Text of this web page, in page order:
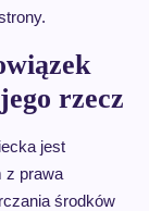
rzecz
jest
z prawa
środków